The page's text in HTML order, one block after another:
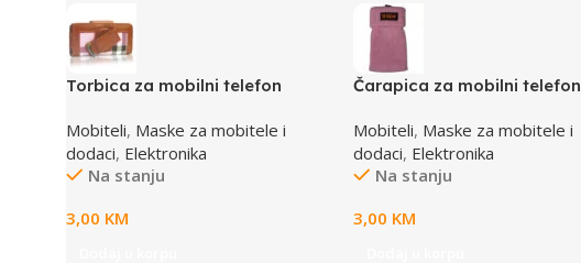
Torbica za mobilni telefon
Mobiteli, Maske za mobitele i
dodaci, Elektronika
Na stanju
3,00 KM
Čarapica za mobilni telefon
Mobiteli, Maske za mobitele i
dodaci, Elektronika
Na stanju
3,00 KM